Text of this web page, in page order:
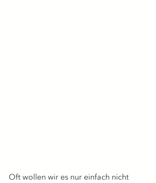
Oft wollen wir es nur einfach nicht